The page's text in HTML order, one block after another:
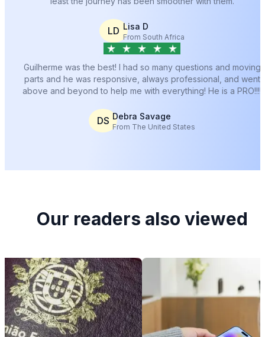
LD Lisa D
From South Africa
Guilherme was the best! I had so many questions and moving
parts and he was responsive, always professional, and went
above and beyond to help me with everything! He is a PRO!!!!
DS Debra Savage
From The United States
Our readers also viewed